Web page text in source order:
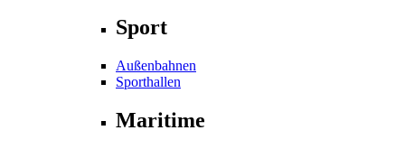
Sport
Außenbahnen
Sporthallen
Maritime